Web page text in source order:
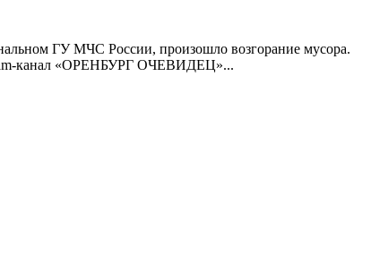
ГУ МЧС России, произошло возгорание мусора.
канал «ОРЕНБУРГ ОЧЕВИДЕЦ»...